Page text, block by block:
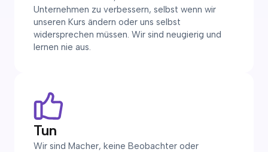
Unternehmen zu verbessern, selbst wenn wir
unseren Kurs ändern oder uns selbst
widersprechen müssen. Wir sind neugierig und
lernen nie aus.
Tun
Wir sind Macher, keine Beobachter oder